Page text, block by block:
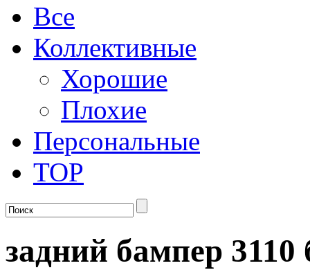
Все
Коллективные
Хорошие
Плохие
Персональные
TOP
задний бампер 3110